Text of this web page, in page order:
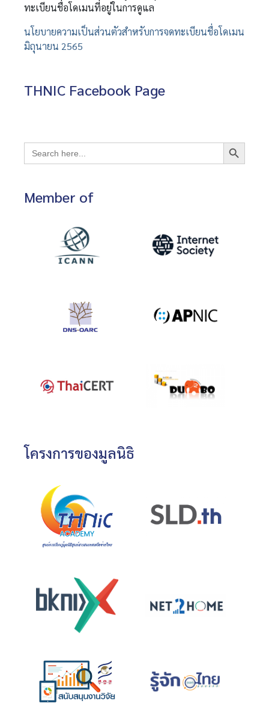
ทะเบียนชื่อโดเมนที่อยู่ในการดูแล
นโยบายความเป็นส่วนตัวสำหรับการจดทะเบียนชื่อโดเมน
มิถุนายน 2565
THNIC Facebook Page
Search
for:
Search Button
Member of
โครงการของมูลนิธิ